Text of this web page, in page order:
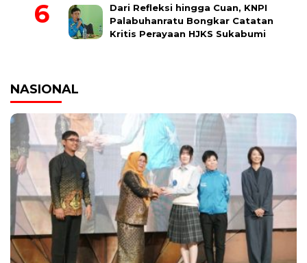
Dari Refleksi hingga Cuan, KNPI
Palabuhanratu Bongkar Catatan
Kritis Perayaan HJKS Sukabumi
NASIONAL